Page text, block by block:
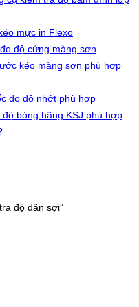
mực in Flexo
độ cứng màng sơn
kéo màng sơn phù hợp
đo độ nhớt phù hợp
bóng hãng KSJ phù hợp
độ dãn sợi”